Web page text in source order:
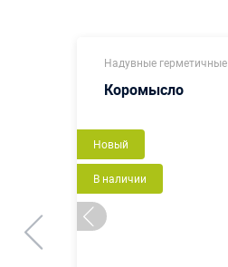
Надувные герметичные
Коромысло
Новый
В наличии